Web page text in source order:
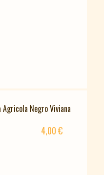
4,00€